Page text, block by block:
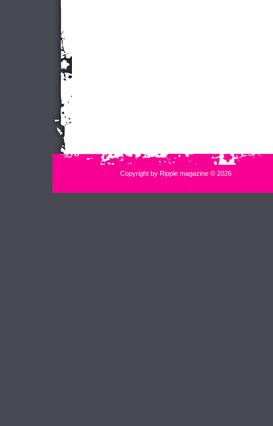
Copyright by Ripple magazine © 2026